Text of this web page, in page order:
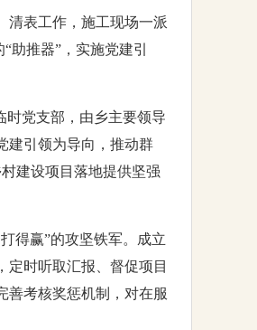
清表工作，施工现场一派
推器”，实施党建引
时党支部，由乡主要领导
建引领为导向，推动群
建设项目落地提供坚强
得赢”的攻坚铁军。成立
时听取汇报、督促项目
善考核奖惩机制，对在服